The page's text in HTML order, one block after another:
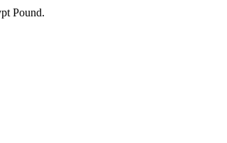
Pound.